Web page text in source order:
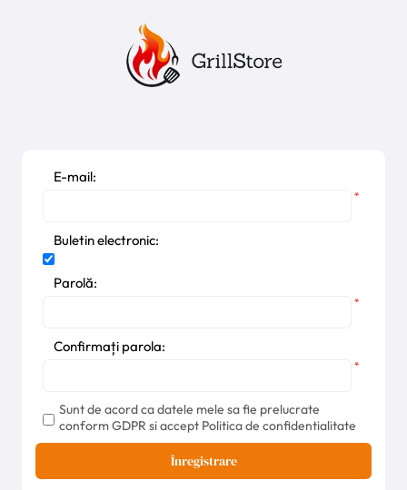
E-mail:
*
Buletin electronic:
Parolă:
*
Confirmați parola:
*
Sunt de acord ca datele mele sa fie prelucrate
conform GDPR si accept Politica de confidentialitate
Înregistrare